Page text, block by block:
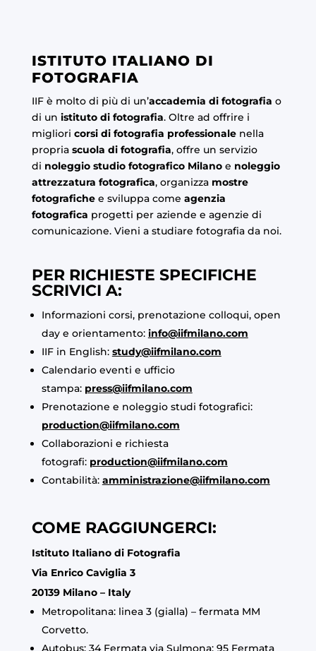
ISTITUTO ITALIANO DI
FOTOGRAFIA
IIF è molto di più di un’accademia di fotografia o
di un istituto di fotografia. Oltre ad offrire i
migliori corsi di fotografia professionalenella
propria scuola di fotografia, offre un servizio
di noleggio studio fotografico Milano e noleggio
attrezzatura fotografica, organizza mostre
fotografichee sviluppa come agenzia
fotografica progetti per aziende e agenzie di
comunicazione. Vieni a studiare fotografia da noi.
PER RICHIESTE SPECIFICHE
SCRIVICI A:
Informazioni corsi, prenotazione colloqui, open
day e orientamento: info@iifmilano.com
IIF in English: study@iifmilano.com
Calendario eventi e ufficio
stampa: press@iifmilano.com
Prenotazione e noleggio studi fotografici:
production@iifmilano.com
Collaborazioni e richiesta
fotografi: production@iifmilano.com
Contabilità: amministrazione@iifmilano.com
COME RAGGIUNGERCI:
Istituto Italiano di Fotografia
Via Enrico Caviglia 3
20139 Milano – Italy
Metropolitana: linea 3 (gialla) – fermata MM
Corvetto.
Autobus: 34 Fermata via Sulmona; 95 Fermata